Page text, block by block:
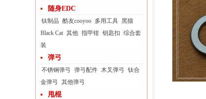
随身EDC
钛制品 酷友cooyoo 多用工具 黑猫
Black Cat 其他 指甲钳 钥匙扣 综合套
装
弹弓
不锈钢弹弓 弹弓配件 木叉弹弓
钛合
金弹弓
其他弹弓
甩棍